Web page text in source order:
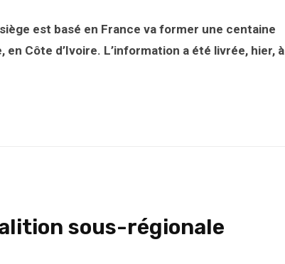
est basé en France va former une centaine
Côte d’Ivoire. L’information a été livrée, hier, à
sous-régionale